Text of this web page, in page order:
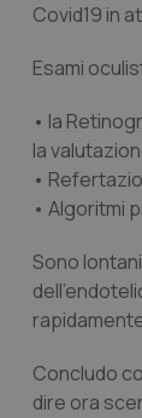
Covid19 in
Esami
• la
la
•
• Algoritmi
Sono
Concludo
dire ora